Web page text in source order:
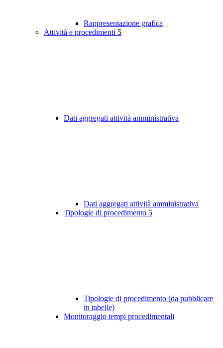
Rappresentazione grafica
Attività e procedimenti 5
Dati aggregati attività amministrativa
Dati aggregati attività amministrativa
Tipologie di procedimento 5
Tipologie di procedimento (da pubblicare
in tabelle)
Monitoraggio tempi procedimentali